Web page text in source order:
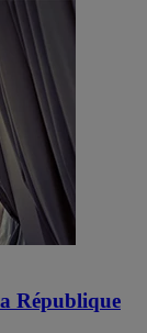
République